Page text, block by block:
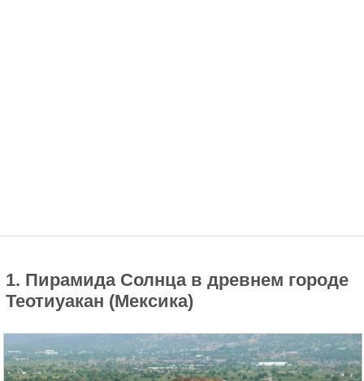
1. Пирамида Солнца в древнем городе
Теотиуакан (Мексика)